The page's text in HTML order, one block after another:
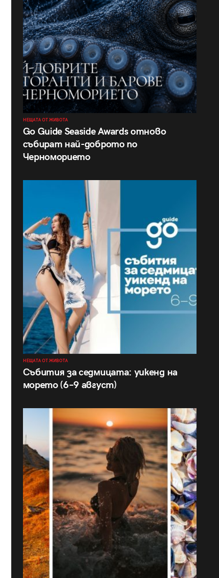
НЕЩАТА ОТ ЖИВОТА
Go Guide Seaside Awards отново
събират най-доброто по
Черноморието
НЕЩАТА ОТ ЖИВОТА
Събития за седмицата: уикенд на
морето (6–9 август)